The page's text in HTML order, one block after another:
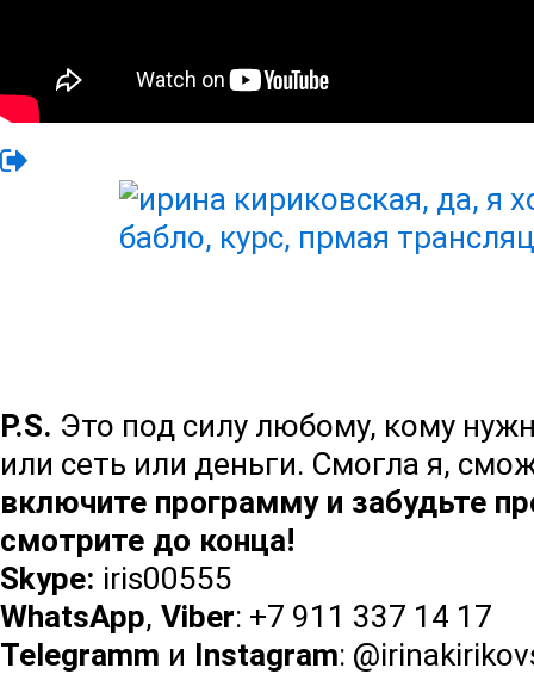
P.S. Это под силу любому, кому
или сеть или деньги. Смогла я,
включите программу и забудьте
смотрите до конца!
Skype: iris00555
WhatsApp, Viber: +7 911 337 14 17
Telegramm и Instagram: